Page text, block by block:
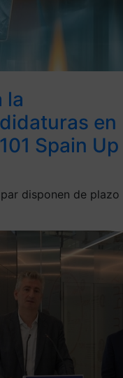
la
en
Spain Up
disponen de plazo